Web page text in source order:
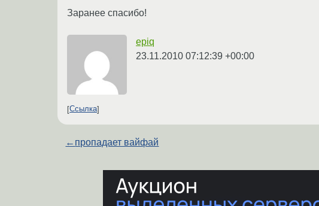
Заранее спасибо!
epiq
23.11.2010 07:12:39 +00:00
Ссылка
← пропадает вайфай